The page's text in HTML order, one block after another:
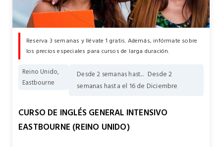
Reserva 3 semanas y llévate 1 gratis. Además, infórmate sobre
los precios especiales para cursos de larga duración.
Reino Unido,
Eastbourne
Desde 2 semanas hast... Desde 2
semanas hasta el 16 de Diciembre
CURSO DE INGLÉS GENERAL INTENSIVO
EASTBOURNE (REINO UNIDO)